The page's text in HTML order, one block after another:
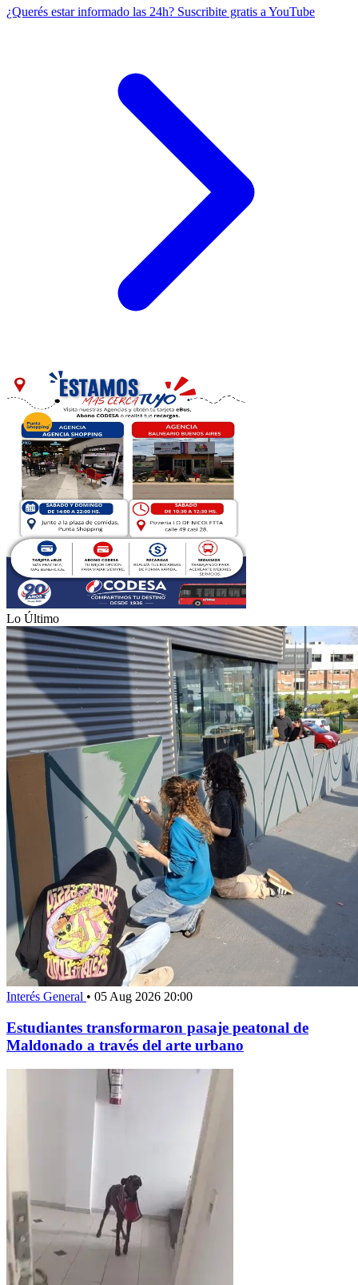
¿Querés estar informado las 24h? Suscribite gratis a YouTube
Lo Último
Interés General • 05 Aug 2026 20:00
Estudiantes transformaron pasaje peatonal de
Maldonado a través del arte urbano